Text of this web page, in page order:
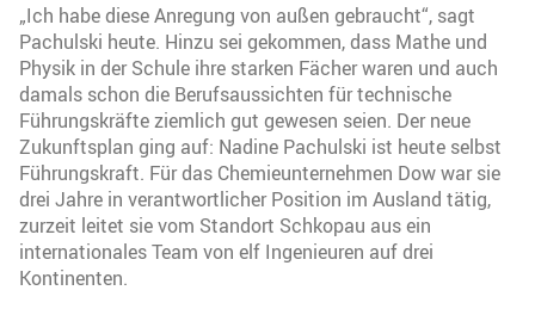
„Ich habe diese Anregung von außen gebraucht“, sagt
Pachulski heute. Hinzu sei gekommen, dass Mathe und
Physik in der Schule ihre starken Fächer waren und auch
damals schon die Berufsaussichten für technische
Führungskräfte ziemlich gut gewesen seien. Der neue
Zukunftsplan ging auf: Nadine Pachulski ist heute selbst
Führungskraft. Für das Chemieunternehmen Dow war sie
drei Jahre in verantwortlicher Position im Ausland tätig,
zurzeit leitet sie vom Standort Schkopau aus ein
internationales Team von elf Ingenieuren auf drei
Kontinenten.